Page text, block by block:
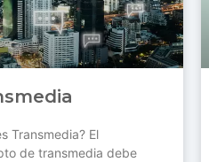
Transmedia? El
de transmedia debe